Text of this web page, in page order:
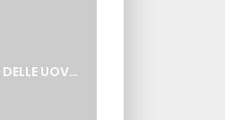
PAESE MIO – CORSA DELLE UOVA – GANDINO